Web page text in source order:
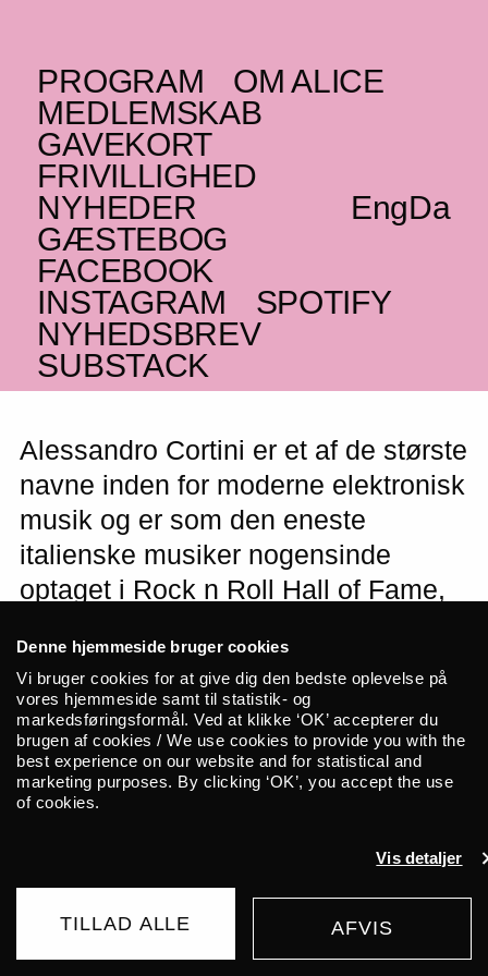
Denne hjemmeside bruger cookies
Vi bruger cookies for at give dig den bedste oplevelse på
vores hjemmeside samt til statistik- og
markedsføringsformål. Ved at klikke ‘OK’ accepterer du
brugen af cookies / We use cookies to provide you with the
best experience on our website and for statistical and
marketing purposes. By clicking ‘OK’, you accept the use
of cookies.
Vis detaljer
TILLAD ALLE AFVIS
PROGRAM
OM ALICE
MEDLEMSKAB
GAVEKORT
FRIVILLIGHED
NYHEDER
Da
Eng
GÆSTEBOG
FACEBOOK
INSTAGRAM
SPOTIFY
NYHEDSBREV
SUBSTACK
LØRDAG _17.02.24
Alessandro Cortini
Pamela Angela –
UDSOLGT
Episk ambient og melankolske
soundscapes fra italiensk mester
UDSOLGT
Alessandro Cortini er et af de største
navne inden for moderne elektronisk
musik og er som den eneste
italienske musiker nogensinde
optaget i Rock n Roll Hall of Fame,
Nine Inch Nails. En sand stjerne
gæster ALICE til februar og
omslutter publikum i smukke
melankolske, episke
ambientkompositioner, der siges at
Angela åbner aftenen. Koncerterne
er en del af Vinterjazz.